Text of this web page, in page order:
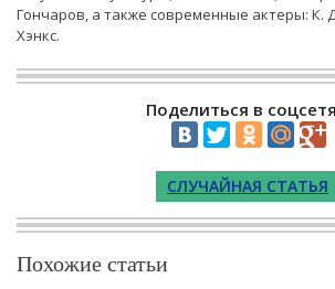
Гончаров, а также современные актеры: К.
Хэнкс.
Поделиться в
СЛУЧАЙНАЯ СТАТЬЯ
Похожие статьи